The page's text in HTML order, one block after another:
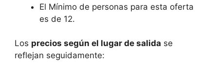
El Mínimo de personas para esta oferta
es de 12.
Los precios según el lugar de salida se
reflejan seguidamente: